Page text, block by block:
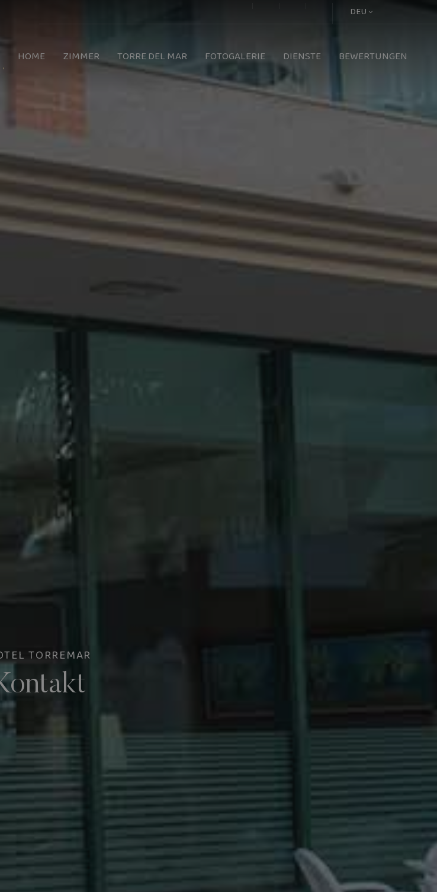
DEU
HOME ZIMMER TORRE DEL MAR FOTOGALERIE DIENSTE BEWERTUNGEN
TORREMAR